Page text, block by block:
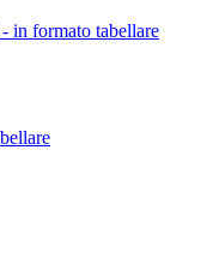
in formato tabellare